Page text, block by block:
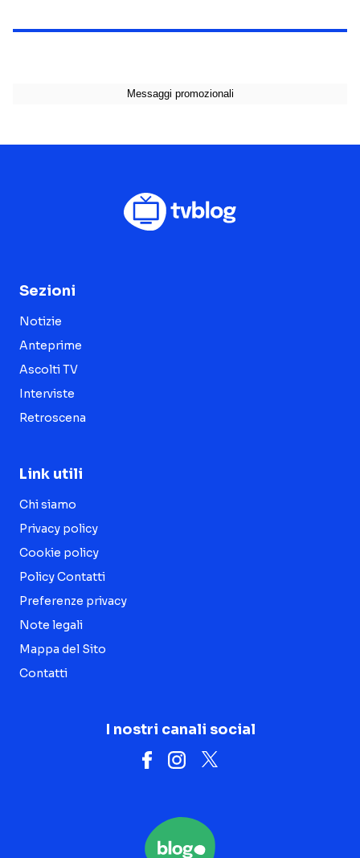
Sezioni
Notizie
Anteprime
Ascolti TV
Interviste
Retroscena
Link utili
Chi siamo
Privacy policy
Cookie policy
Policy Contatti
Preferenze privacy
Note legali
Mappa del Sito
Contatti
I nostri canali social